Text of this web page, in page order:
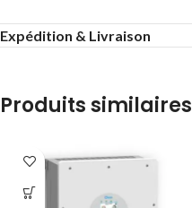
Expédition & Livraison
Produits similaires